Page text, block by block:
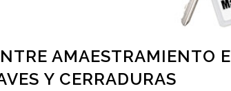
AMAESTRAMIENTO E
Y CERRADURAS